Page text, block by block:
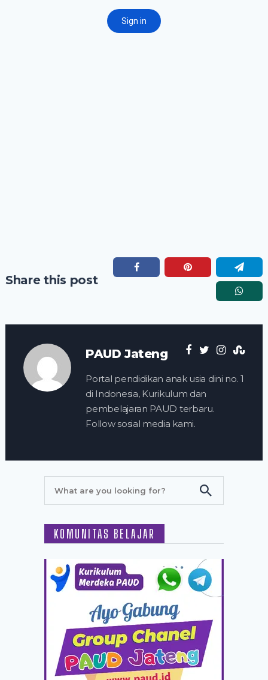
Share this post
PAUD Jateng
Portal pendidikan anak usia dini no. 1
di Indonesia, Kurikulum dan
pembelajaran PAUD terbaru.
Follow sosial media kami.
KOMUNITAS BELAJAR